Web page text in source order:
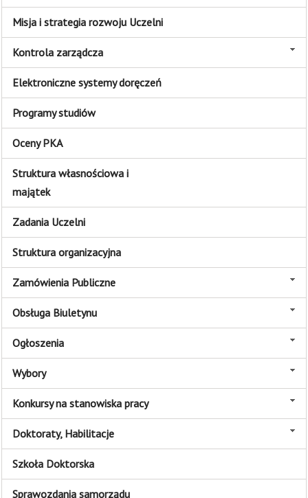
Misja i strategia rozwoju Uczelni
Kontrola zarządcza
Elektroniczne systemy doręczeń
Programy studiów
Oceny PKA
Struktura własnościowa i
majątek
Zadania Uczelni
Struktura organizacyjna
Zamówienia Publiczne
Obsługa Biuletynu
Ogłoszenia
Wybory
Konkursy na stanowiska pracy
Doktoraty, Habilitacje
Szkoła Doktorska
Sprawozdania samorządu